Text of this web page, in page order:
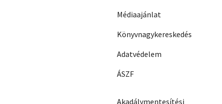
Médiaajánlat
Könyvnagykereskedés
Adatvédelem
ÁSZF
Akadálymentesítési